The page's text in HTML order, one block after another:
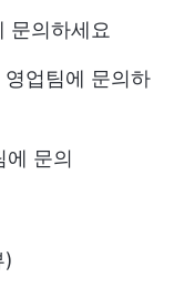
문의하세요
업팀에 문의하
문의
)